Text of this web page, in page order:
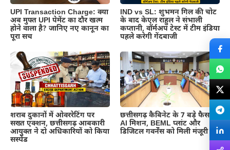
UPI Transaction Charge: क्या
अब मुफ्त UPI पेमेंट का दौर खत्म
होने वाला है? जानिए नए कानून का
पूरा सच
IND vs SL: शुभमन गिल की चोट
के बाद केएल राहुल ने संभाली
कप्तानी, वॉर्मअप टेस्ट में टीम इंडिया
पहले करेगी गेंदबाजी
शराब दुकानों में ओवररेटिंग पर
सख्त एक्शन, छत्तीसगढ़ आबकारी
आयुक्त ने दो अधिकारियों को किया
सस्पेंड
छत्तीसगढ़ कैबिनेट के 7 बड़े फैसले:
AI मिशन, BEML प्लांट और
डिजिटल गवर्नेंस को मिली मंजूरी